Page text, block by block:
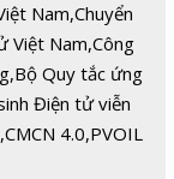
Nam,Chuyển
Việt Nam,Công
,Bộ Quy tắc ứng
Điện tử viễn
,CMCN 4.0,PVOIL